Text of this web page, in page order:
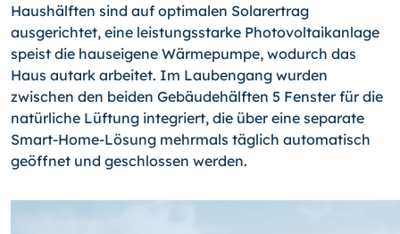
Haushälften sind auf optimalen Solarertrag
ausgerichtet, eine leistungsstarke Photovoltaikanlage
speist die hauseigene Wärmepumpe, wodurch das
Haus autark arbeitet. Im Laubengang wurden
zwischen den beiden Gebäudehälften 5 Fenster für die
natürliche Lüftung integriert, die über eine separate
Smart-Home-Lösung mehrmals täglich automatisch
geöffnet und geschlossen werden.